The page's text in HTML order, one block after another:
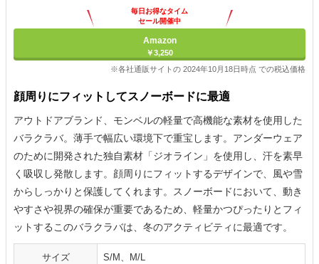
毎日お得なタイム
セール開催中
Amazon
￥3,250
※各社通販サイトの 2024年10月18日時点 での税込価格
顔周りにフィットしてスノーボードに最適
アウトドアブランド、モンベルの軽量で高機能な素材を使用した
バラクラバ。薄手で幅広い環境下で重宝します。アンダーウェア
のために開発された独自素材「ジオライン」を使用し、汗を素早
く吸収し発散します。顔周りにフィットするデザインで、風や雪
からしっかりと保護してくれます。スノーボードにおいて、動き
やすさや視界の確保が重要であるため、軽量かつぴったりとフィ
ットするこのバラクラバは、冬のアクティビティに最適です。
サイズ S/M、M/L